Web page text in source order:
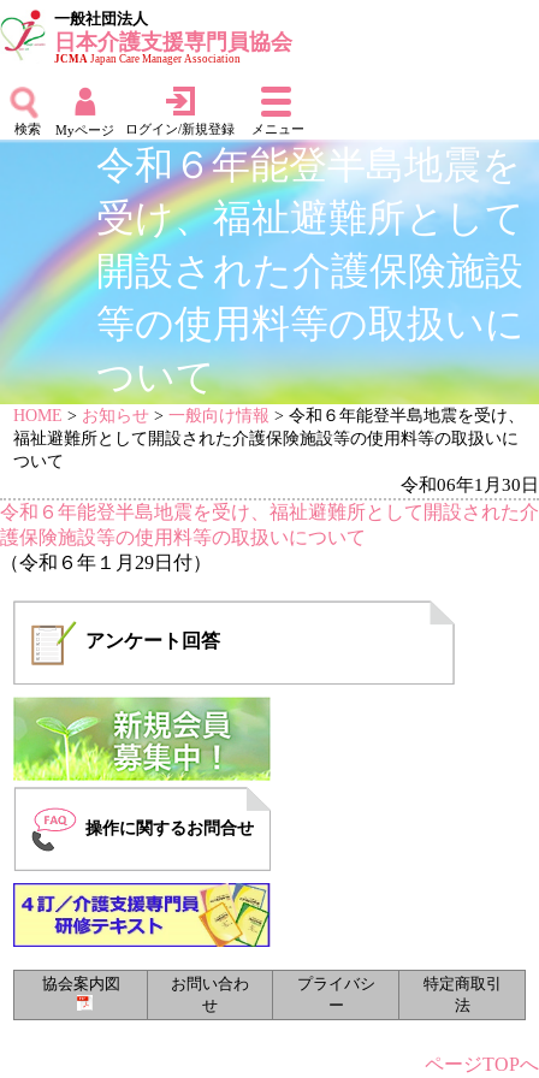
一般社団法人
日本介護支援専門員協会
JCMAJapan Care Manager Association
検索 Myページ ログイン/新規登録 メニュー
令和６年能登半島地震を
受け、福祉避難所として
開設された介護保険施設
等の使用料等の取扱いに
ついて
HOME > お知らせ >一般向け情報 > 令和６年能登半島地震を受け、
福祉避難所として開設された介護保険施設等の使用料等の取扱いに
ついて
令和06年1月30日
令和６年能登半島地震を受け、福祉避難所として開設された介
護保険施設等の使用料等の取扱いについて
（令和６年１月29日付）
アンケート 回答
操作に関するお問合せ
ページTOPへ
協会案内図
お問い合わ
せ
プライバシ
ー
特定商取引
法